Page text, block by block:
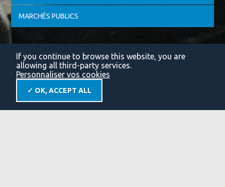
MARCHÉS PUBLICS
If you continue to browse this website, you are
allowing all third-party services.
Personnaliser vos cookies
✓ OK, ACCEPT ALL